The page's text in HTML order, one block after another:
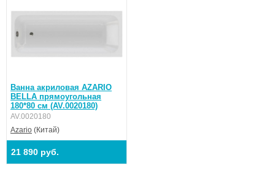
Ванна акриловая AZARIO
BELLA прямоугольная
180*80 см (AV.0020180)
AV.0020180
Azario (Китай)
21 890 руб.